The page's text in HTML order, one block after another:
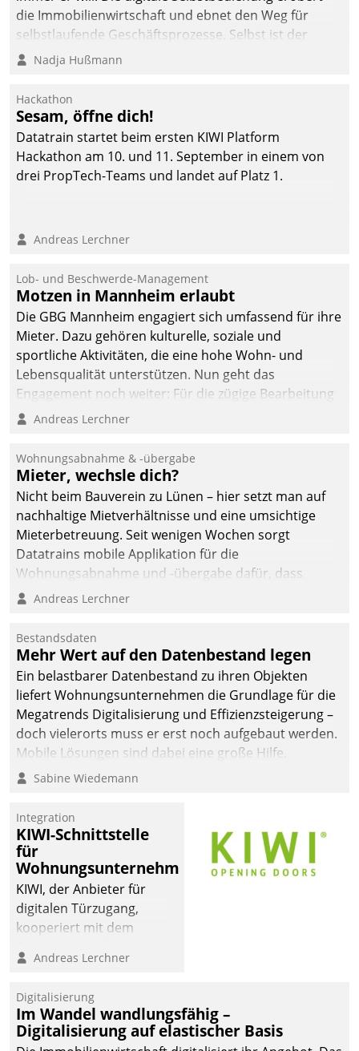
die Immobilienwirtschaft und ebnet den Weg für
selbstlaufende Geschäftsprozesse. Selbst ist der
Kunde und smart der Serviceanbieter.
Nadja Hußmann
Hackathon
Sesam, öffne dich!
Datatrain startet beim ersten KIWI Platform
Hackathon am 10. und 11. September in einem von
drei PropTech-Teams und landet auf Platz 1.
Andreas Lerchner
Lob- und Beschwerde-Management
Motzen in Mannheim erlaubt
Die GBG Mannheim engagiert sich umfassend für ihre
Mieter. Dazu gehören kulturelle, soziale und
sportliche Aktivitäten, die eine hohe Wohn- und
Lebensqualität unterstützen. Nun geht das
Engagement noch weiter: Für die zügige Bearbeitung
von Beschwerden – oder Lob – richtet das
und Beschwerde-Management einen eigenen Kanal
ein.
Andreas Lerchner
Wohnungsabnahme & -übergabe
Mieter, wechsle dich?
Nicht beim Bauverein zu Lünen – hier setzt man auf
nachhaltige Mietverhältnisse und eine umsichtige
Mieterbetreuung. Seit wenigen Wochen sorgt
Datatrains mobile Applikation für die
Wohnungsabnahme und -übergabe dafür, dass
Mieter wohlgeordnet kommen und, so es sein muss,
Andreas Lerchner
Bestandsdaten
Mehr Wert auf den Datenbestand legen
Ein belastbarer Datenbestand zu ihren Objekten
liefert Wohnungsunternehmen die Grundlage für die
Megatrends Digitalisierung und Effizienzsteigerung –
doch vielerorts muss er erst noch aufgebaut werden.
Mobile Lösungen sind dabei eine große Hilfe.
Sabine Wiedemann
Integration
KIWI-Schnittstelle
für
Wohnungsunternehmen
KIWI, der Anbieter für
digitalen Türzugang,
kooperiert mit dem
Softwareentwicklungshaus
Andreas Lerchner
Digitalisierung
Im Wandel wandlungsfähig –
Digitalisierung auf elastischer Basis